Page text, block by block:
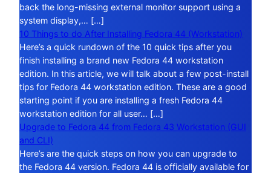
back the long-missing external monitor support using a
system display,… […]
10 Things to do After Installing Fedora 44 (Workstation)
Here’s a quick rundown of the 10 quick tips after you
finish installing a brand new Fedora 44 workstation
edition. In this article, we will talk about a few post-install
tips for Fedora 44 workstation edition. These are a good
starting point if you are installing a fresh Fedora 44
workstation edition for all user… […]
Upgrade to Fedora 44 from Fedora 43 Workstation (GUI
and CLI)
Here’s are the quick steps on how you can upgrade to
the Fedora 44 version. Fedora 44 is officially available for